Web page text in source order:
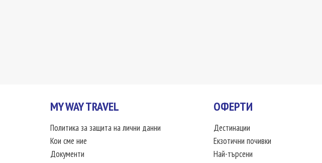
MY WAY TRAVEL
Политика за защита на лични данни
Кои сме ние
Документи
ОФЕРТИ
Дестинации
Екзотични почивки
Най-търсени